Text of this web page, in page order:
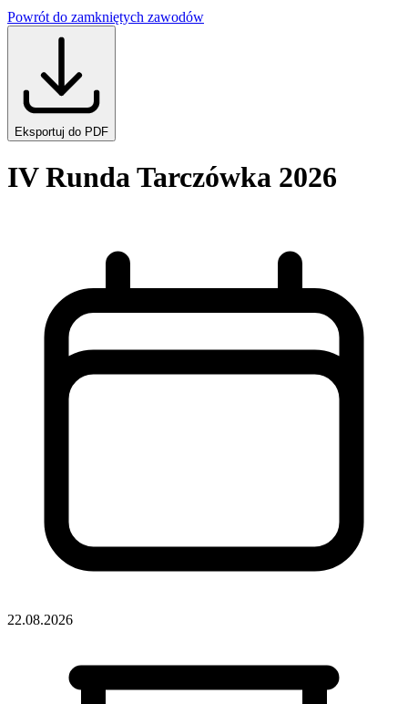
Powrót do zamkniętych zawodów
Eksportuj do PDF
IV Runda Tarczówka 2026
22.08.2026